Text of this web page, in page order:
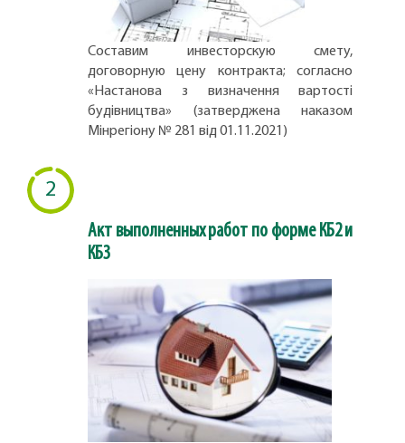
Составим инвесторскую смету,
договорную цену контракта; согласно
«Настанова з визначення вартості
будівництва» (затверджена наказом
Мінрегіону № 281 від 01.11.2021)
2
Акт выполненных работ по форме КБ2 и
КБ3